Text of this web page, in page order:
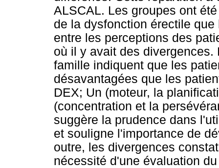
ALSCAL. Les groupes ont
de la dysfonction érectile
entre les perceptions des
où il y avait des
famille indiquent que les
désavantagées que les
DEX; Un (moteur, la
(concentration et la
suggère la prudence dans
et souligne l'importance de
outre, les divergences
nécessité d'une évaluation